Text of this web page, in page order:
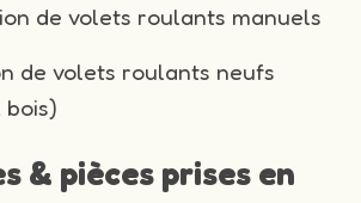
de volets roulants manuels
de volets roulants neufs
bois)
& pièces prises en